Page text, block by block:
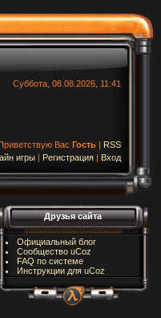
Суббота, 08.08.2026, 11:41
Вас Гость | RSS
игры | Регистрация | Вход
Друзья сайта
Официальный блог
Сообщество uCoz
FAQ по системе
Инструкции для uCoz